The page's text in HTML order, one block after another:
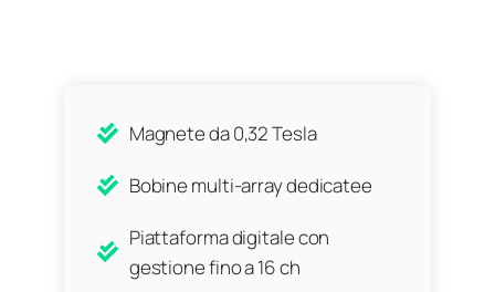
Magnete da 0,32 Tesla
Bobine multi-array dedicatee
Piattaforma digitale con
gestione fino a 16 ch